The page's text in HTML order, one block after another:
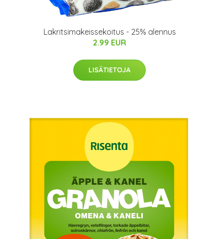
Lakritsimakeissekoitus - 25% alennus
2.99 EUR
LISÄTIETOJA